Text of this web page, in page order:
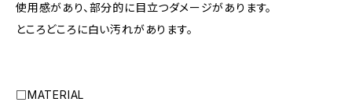
使用感があり、部分的に目立つダメージがあります。
ところどころに白い汚れがあります。
□MATERIAL